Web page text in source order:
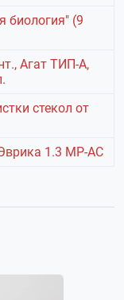
биология" (9
Агат ТИП-А,
стекол от
1.3 МР-AC